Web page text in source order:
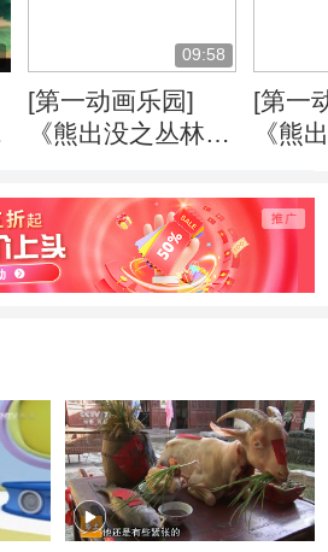
09:58
[第一动画乐园]
《熊出没之丛林总
记
[第一
《熊
机”